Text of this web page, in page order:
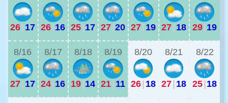
26| 17 26|16 25|17 27|20 27| 19 27| 18 29|19
8/16
27| 17
8/17
24|16
8/18
19|14
8/19
21| 11
8/20
26| 18
8/21
27| 18
8/22
25|18